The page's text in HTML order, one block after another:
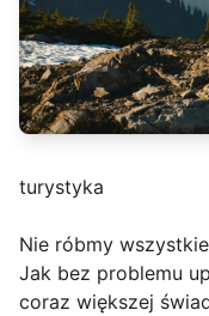
turystyka
Nie róbmy
Jak bez problemu
coraz większej